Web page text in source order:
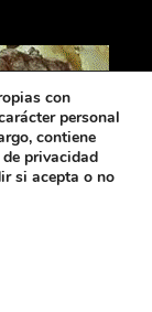
con
personal
contiene
privacidad
si acepta o no